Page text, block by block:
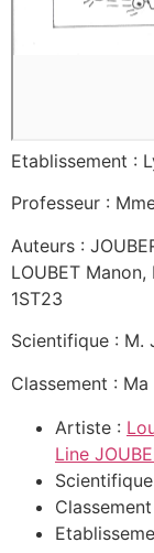
Etablissement :
Professeur :
Auteurs :
LOUBET
1ST23
Scientifique : M.
Classement :
Artiste :
Line